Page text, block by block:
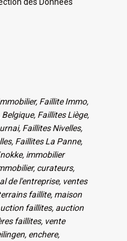
Faillite Immo,
Faillites Liège,
Faillites Nivelles,
Faillites La Panne,
immobilier
curateurs,
de l'entreprise, ventes
faillite, maison
faillites, auction
faillites, vente
enchere,